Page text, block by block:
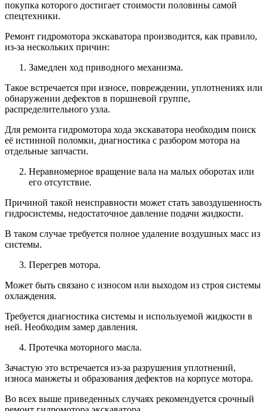
покупка которого достигает стоимости половины самой
спецтехники.
Ремонт гидромотора экскаватора производится, как правило,
из-за нескольких причин:
Замедлен ход приводного механизма.
Такое встречается при износе, повреждении, уплотнениях или
обнаружении дефектов в поршневой группе,
распределительного узла.
Для ремонта гидромотора хода экскаватора необходим поиск
её истинной поломки, диагностика с разбором мотора на
отдельные запчасти.
Неравномерное вращение вала на малых оборотах или
его отсутствие.
Причиной такой неисправности может стать завоздушенность
гидросистемы, недостаточное давление подачи жидкости.
В таком случае требуется полное удаление воздушных масс из
системы.
Перегрев мотора.
Может быть связано с износом или выходом из строя системы
охлаждения.
Требуется диагностика системы и используемой жидкости в
ней. Необходим замер давления.
Протечка моторного масла.
Зачастую это встречается из-за разрушения уплотнений,
износа манжеты и образования дефектов на корпусе мотора.
Во всех выше приведенных случаях рекомендуется срочный